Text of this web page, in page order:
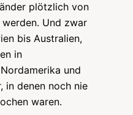
plötzlich von
Und zwar
bis Australien,
in
und
in denen noch nie
waren.